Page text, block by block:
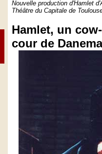
Nouvelle production d'Hamlet
Théâtre du Capitale de
Hamlet, un
cour de